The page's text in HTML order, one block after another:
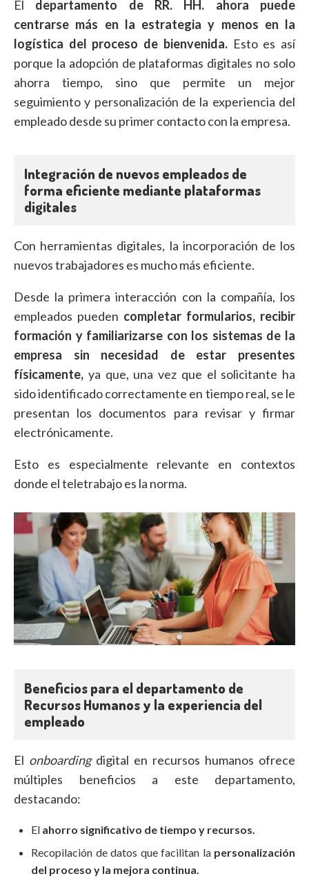
El departamento de RR. HH. ahora puede
centrarse más en la estrategia y menos en la
logística del proceso de bienvenida.Esto es así
porque la adopción de plataformas digitales no solo
ahorra tiempo, sino que permite un mejor
seguimiento y personalización de la experiencia del
empleado desde su primer contacto con la empresa.
Integración de nuevos empleados de
forma eficiente mediante plataformas
digitales
Con herramientas digitales, la incorporación de los
nuevos trabajadores es mucho más eficiente.
Desde la primera interacción con la compañía, los
empleados pueden completar formularios, recibir
formación y familiarizarse con los sistemas de la
empresa sin necesidad de estar presentes
físicamente, ya que, una vez que el solicitante ha
sido identificado correctamente en tiempo real, se le
presentan los documentos para revisar y firmar
electrónicamente.
Esto es especialmente relevante en contextos
donde el teletrabajo es la norma.
Beneficios para el departamento de
Recursos Humanos y la experiencia del
empleado
El onboardingdigital en recursos humanos ofrece
múltiples beneficios a este departamento,
destacando:
El ahorro significativo de tiempo y recursos.
Recopilación de datos que facilitan la personalización
del proceso y la mejora continua.